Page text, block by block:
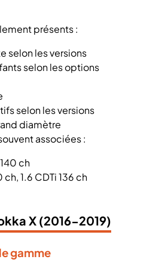
présents :
selon les versions
selon les options
selon les versions
diamètre
associées :
ch
ch, 1.6 CDTi 136 ch
X (2016-2019)
gamme